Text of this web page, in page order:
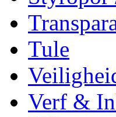
Tule
Verf &